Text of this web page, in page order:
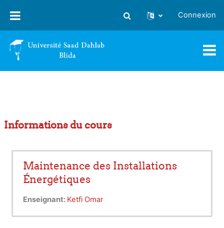
Activer/désactiver la saisie
Connexion
Informations du cours
Maintenance des Installations
Énergétiques
Enseignant: Ketfi Omar